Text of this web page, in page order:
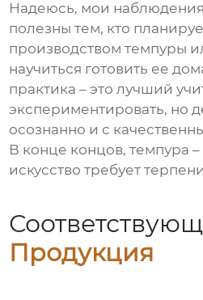
Надеюсь, мои наблюдения
полезны тем, кто
производствомтемпуры
научиться готовить ее
практика – это лучший
экспериментировать, но
осознанно и с
В конце концов,темпура –
искусство требует
Продукция